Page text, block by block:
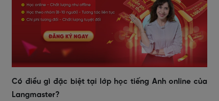
Có điều gì đặc biệt tại lớp học tiếng Anh online của
Langmaster?